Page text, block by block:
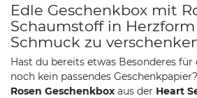
Edle Geschenkbox mit
Schaumstoff in
Schmuck zu
Hast du bereits etwas Besonderes für
noch kein passendes
Rosen Geschenkbox aus der Heart